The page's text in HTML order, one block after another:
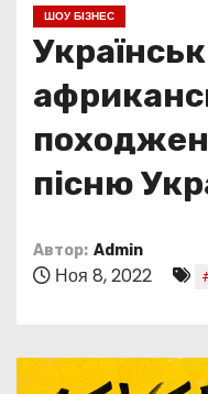
ШОУ БІЗНЕС
пісню
Автор: Admin
Ноя 8, 2022